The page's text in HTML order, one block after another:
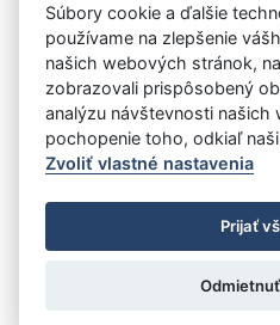
Návrat späť
Vystavil:Úrad práce,
Úrad vlády SR
- Všetky
Prehlásenie o prístupnosti
Nastavenia cookies
: Aglo Solutions
Súbory cookie a ďalšie
používame na zlepšenie
našich webových stránok,
zobrazovali prispôsobený
analýzu návštevnosti našich
pochopenie toho, odkiaľ
Zvoliť vlastné nastavenia
Prijať